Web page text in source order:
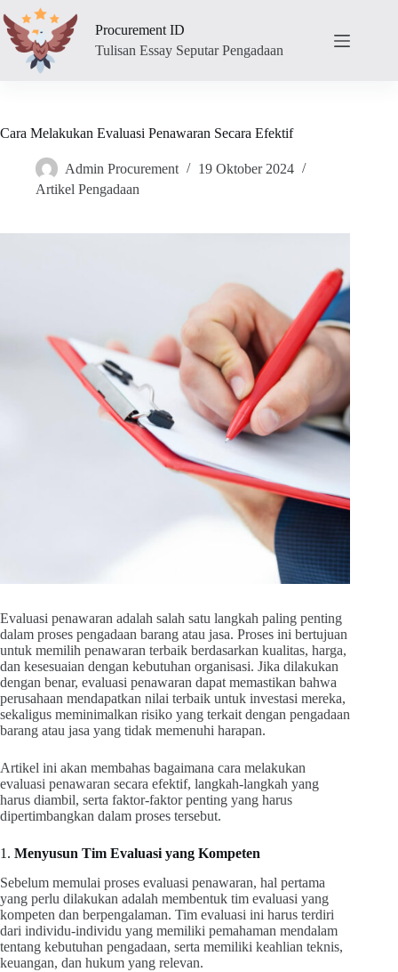
to
content
Procurement ID
Tulisan Essay Seputar Pengadaan
Cara Melakukan Evaluasi Penawaran Secara Efektif
Admin Procurement
19 Oktober 2024
Artikel Pengadaan
Evaluasi penawaran adalah salah satu langkah paling penting
dalam proses pengadaan barang atau jasa. Proses ini bertujuan
untuk memilih penawaran terbaik berdasarkan kualitas, harga,
dan kesesuaian dengan kebutuhan organisasi. Jika dilakukan
dengan benar, evaluasi penawaran dapat memastikan bahwa
perusahaan mendapatkan nilai terbaik untuk investasi mereka,
sekaligus meminimalkan risiko yang terkait dengan pengadaan
barang atau jasa yang tidak memenuhi harapan.
Artikel ini akan membahas bagaimana cara melakukan
evaluasi penawaran secara efektif, langkah-langkah yang
harus diambil, serta faktor-faktor penting yang harus
dipertimbangkan dalam proses tersebut.
1. Menyusun Tim Evaluasi yang Kompeten
Sebelum memulai proses evaluasi penawaran, hal pertama
yang perlu dilakukan adalah membentuk tim evaluasi yang
kompeten dan berpengalaman. Tim evaluasi ini harus terdiri
dari individu-individu yang memiliki pemahaman mendalam
tentang kebutuhan pengadaan, serta memiliki keahlian teknis,
keuangan, dan hukum yang relevan.